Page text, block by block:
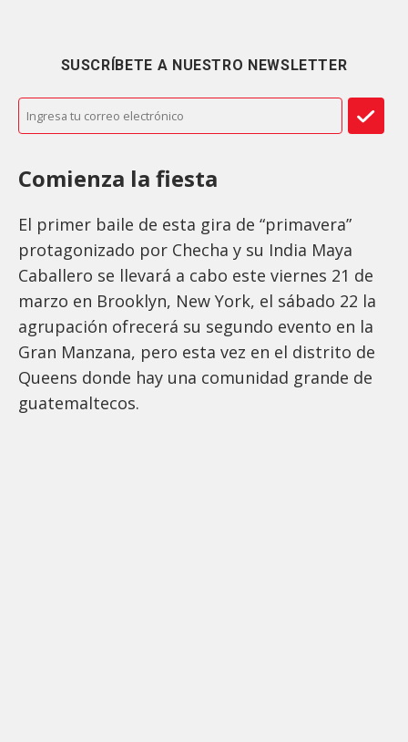
SUSCRÍBETE A NUESTRO NEWSLETTER
Comienza la fiesta
El primer baile de esta gira de “primavera”
protagonizado por Checha y su India Maya
Caballero se llevará a cabo este viernes 21 de
marzo en Brooklyn, New York, el sábado 22 la
agrupación ofrecerá su segundo evento en la
Gran Manzana, pero esta vez en el distrito de
Queens donde hay una comunidad grande de
guatemaltecos.